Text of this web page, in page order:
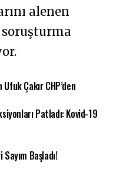
alenen
soruşturma
Çakır CHP’den
Patladı: Kovid-19
Başladı!